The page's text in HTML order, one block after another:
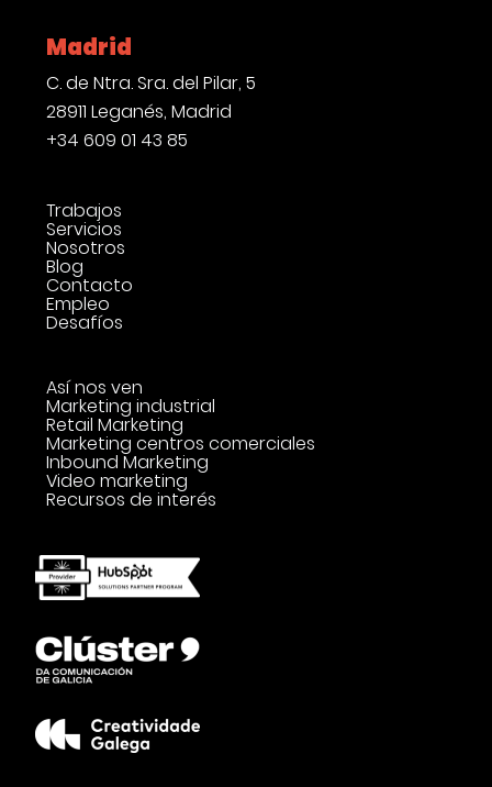
Madrid
C. de Ntra. Sra. del Pilar, 5
28911 Leganés, Madrid
+34 609 01 43 85
Trabajos
Servicios
Nosotros
Blog
Contacto
Empleo
Desafíos
Así nos ven
Marketing industrial
Retail Marketing
Marketing centros comerciales
Inbound Marketing
Video marketing
Recursos de interés